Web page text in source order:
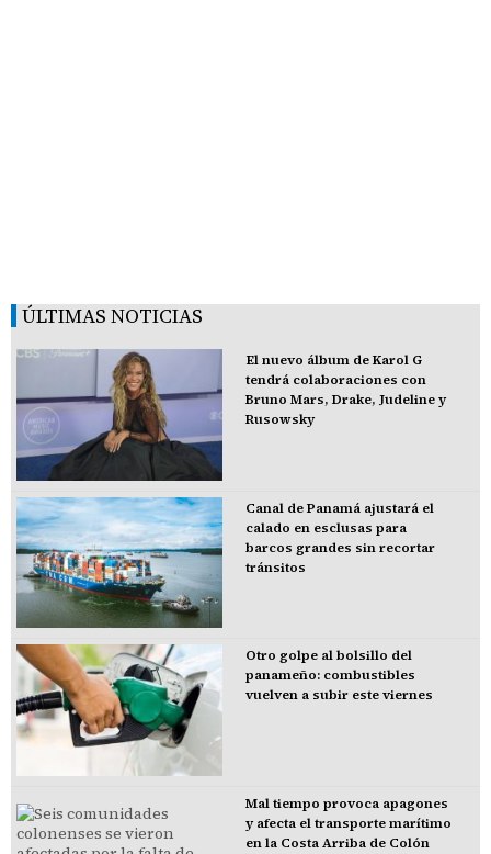
ÚLTIMAS NOTICIAS
El nuevo álbum de Karol G
tendrá colaboraciones con
Bruno Mars, Drake, Judeline y
Rusowsky
Canal de Panamá ajustará el
calado en esclusas para
barcos grandes sin recortar
tránsitos
Otro golpe al bolsillo del
panameño: combustibles
vuelven a subir este viernes
Mal tiempo provoca apagones
y afecta el transporte marítimo
en la Costa Arriba de Colón